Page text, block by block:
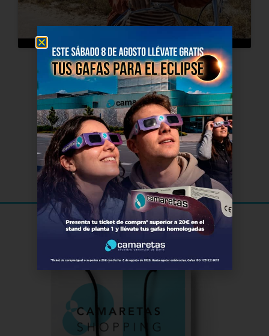
El Cinede Soria